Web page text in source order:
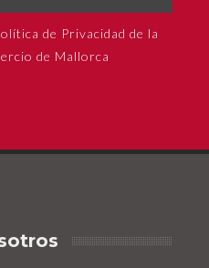
de Privacidad de la
de Mallorca